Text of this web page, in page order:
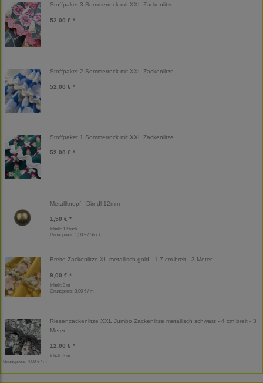
Stoffpaket 3 Sommerrock mit XXL Zackenlitze
52,00 € *
Stoffpaket 2 Sommerrock mit XXL Zackenlitze
52,00 € *
Stoffpaket 1 Sommerrock mit XXL Zackenlitze
52,00 € *
Metallknopf - Dirndl 12mm
1,50 € *
Inhalt: 1 Stück
Grundpreis: 1,50 € / Stück
Breite Zackenlitze XL metallisch gold - 1,7 cm breit - 3 Meter
9,00 € *
Inhalt: 3 m
Grundpreis: 3,00 € / m
Riesenzackenlitze XXL Jumbo Zackenlitze metallisch schwarz - 4 cm breit - 3
Meter
12,00 € *
Inhalt: 3 m
Grundpreis: 4,00 € / m